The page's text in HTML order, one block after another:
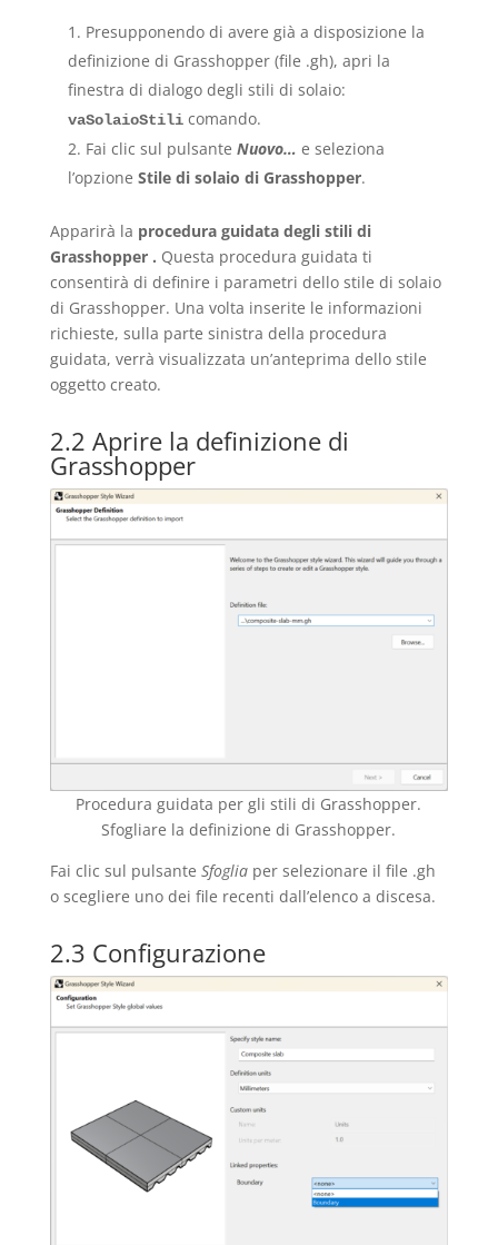
Presupponendo di avere già a disposizione la
definizione di Grasshopper (file .gh), apri la
finestra di dialogo degli stili di solaio:
vaSolaioStilicomando.
Fai clic sul pulsante Nuovo… e seleziona
l’opzione Stile di solaio di Grasshopper.
Apparirà la procedura guidata degli stili di
Grasshopper . Questa procedura guidata ti
consentirà di definire i parametri dello stile di solaio
di Grasshopper. Una volta inserite le informazioni
richieste, sulla parte sinistra della procedura
guidata, verrà visualizzata un’anteprima dello stile
oggetto creato.
2.2 Aprire la definizione di
Grasshopper
Procedura guidata per gli stili di Grasshopper.
Sfogliare la definizione di Grasshopper.
Fai clic sul pulsante Sfogliaper selezionare il file .gh
o scegliere uno dei file recenti dall’elenco a discesa.
2.3 Configurazione